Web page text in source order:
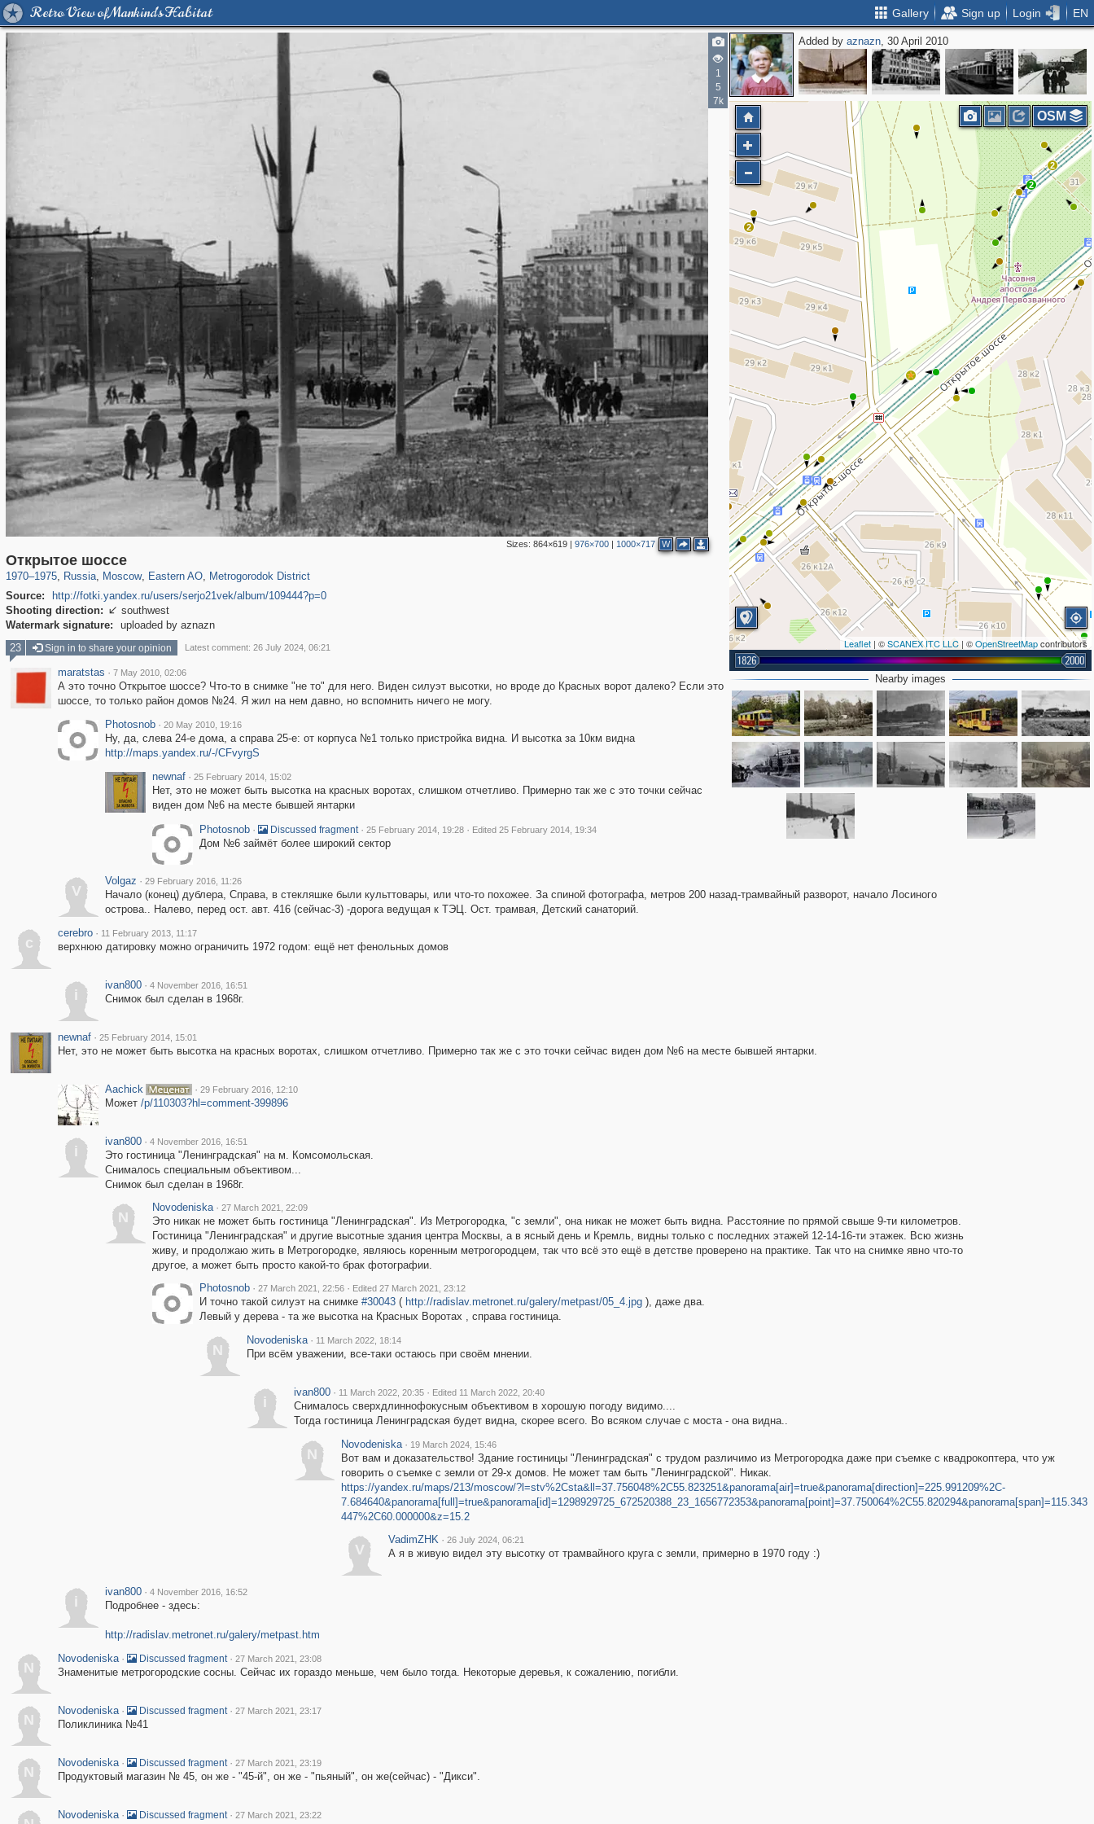
Retro View of Mankind's Habitat Gallery Sign up Login EN
1
5
7k
Sizes: 864×619| 976×700| 1000×717 W
Открытое шоссе
1970–1975, Russia
1,406,186
, Moscow
319,779 8,286
, Eastern AO
20,925
, Metrogorodok District
Source:
http://fotki.yandex.ru/users/serjo21vek/album/109444?p=0
Shooting direction:  southwest
Watermark signature:
uploaded by aznazn
Added byaznazn, 30 April 2010
2
2
2
2
Leaflet | ©SCANEX ITC LLC | ©OpenStreetMapcontributors
1826 2000
OSM
Nearby images
23 Sign in to share your opinion Latest comment: 26 July 2024, 06:21
maratstas · 7 May 2010, 02:06
А это точно Открытое шоссе? Что-то в снимке "не то" для него. Виден силуэт высотки, но вроде до Красных ворот далеко? Если это
шоссе, то только район домов №24. Я жил на нем давно, но вспомнить ничего не могу.
Photosnob · 20 May 2010, 19:16
Ну, да, слева 24-е дома, а справа 25-е: от корпуса №1 только пристройка видна. И высотка за 10км видна
http://maps.yandex.ru/-/CFvyrgS
newnaf · 25 February 2014, 15:02
Нет, это не может быть высотка на красных воротах, слишком отчетливо. Примерно так же с это точки сейчас
виден дом №6 на месте бывшей янтарки
Photosnob · Discussed fragment · 25 February 2014, 19:28 · Edited 25 February 2014, 19:34
Дом №6 займёт более широкий сектор
V
Volgaz · 29 February 2016, 11:26
Начало (конец) дублера, Справа, в стекляшке были культтовары, или что-то похожее. За спиной фотографа, метров 200 назад-трамвайный разворот, начало Лосиного
острова.. Налево, перед ост. авт. 416 (сейчас-3) -дорога ведущая к ТЭЦ. Ост. трамвая, Детский санаторий.
c
cerebro · 11 February 2013, 11:17
верхнюю датировку можно ограничить 1972 годом: ещё нет фенольных домов
i
ivan800 · 4 November 2016, 16:51
Снимок был сделан в 1968г.
newnaf · 25 February 2014, 15:01
Нет, это не может быть высотка на красных воротах, слишком отчетливо. Примерно так же с это точки сейчас виден дом №6 на месте бывшей янтарки.
Aachick · 29 February 2016, 12:10
Может /p/110303?hl=comment-399896
i
ivan800 · 4 November 2016, 16:51
Это гостиница "Ленинградская" на м. Комсомольская.
Снималось специальным объективом...
Снимок был сделан в 1968г.
N
Novodeniska · 27 March 2021, 22:09
Это никак не может быть гостиница "Ленинградская". Из Метрогородка, "с земли", она никак не может быть видна. Расстояние по прямой свыше 9-ти километров.
Гостиница "Ленинградская" и другие высотные здания центра Москвы, а в ясный день и Кремль, видны только с последних этажей 12-14-16-ти этажек. Всю жизнь
живу, и продолжаю жить в Метрогородке, являюсь коренным метрогородцем, так что всё это ещё в детстве проверено на практике. Так что на снимке явно что-то
другое, а может быть просто какой-то брак фотографии.
Photosnob · 27 March 2021, 22:56 · Edited 27 March 2021, 23:12
И точно такой силуэт на снимке #30043( http://radislav.metronet.ru/galery/metpast/05_4.jpg), даже два.
Левый у дерева - та же высотка на Красных Воротах , справа гостиница.
N
Novodeniska · 11 March 2022, 18:14
При всём уважении, все-таки остаюсь при своём мнении.
i
ivan800 · 11 March 2022, 20:35 · Edited 11 March 2022, 20:40
Снималось сверхдлиннофокусным объективом в хорошую погоду видимо....
Тогда гостиница Ленинградская будет видна, скорее всего. Во всяком случае с моста - она видна..
N
Novodeniska · 19 March 2024, 15:46
Вот вам и доказательство! Здание гостиницы "Ленинградская" с трудом различимо из Метрогородка даже при съемке с квадрокоптера, что уж
говорить о съемке с земли от 29-х домов. Не может там быть "Ленинградской". Никак.
https://yandex.ru/maps/213/moscow/?l=stv%2Csta&ll=37.756048%2C55.823251&panorama[air]=true&panorama[direction]=225.991209%2C-
7.684640&panorama[full]=true&panorama[id]=1298929725_672520388_23_1656772353&panorama[point]=37.750064%2C55.820294&panorama[span]=115.343
447%2C60.000000&z=15.2
V
VadimZHK · 26 July 2024, 06:21
А я в живую видел эту высотку от трамвайного круга с земли, примерно в 1970 году :)
i
ivan800 · 4 November 2016, 16:52
Подробнее - здесь:
http://radislav.metronet.ru/galery/metpast.htm
N
Novodeniska · Discussed fragment · 27 March 2021, 23:08
Знаменитые метрогородские сосны. Сейчас их гораздо меньше, чем было тогда. Некоторые деревья, к сожалению, погибли.
N
Novodeniska · Discussed fragment · 27 March 2021, 23:17
Поликлиника №41
N
Novodeniska · Discussed fragment · 27 March 2021, 23:19
Продуктовый магазин № 45, он же - "45-й", он же - "пьяный", он же(сейчас) - "Дикси".
Novodeniska · Discussed fragment · 27 March 2021, 23:22